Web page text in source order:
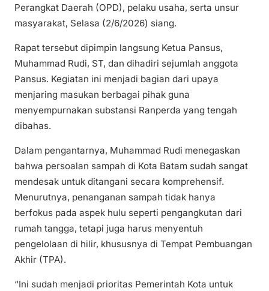
Perangkat Daerah (OPD), pelaku usaha, serta unsur
masyarakat, Selasa (2/6/2026) siang.
Rapat tersebut dipimpin langsung Ketua Pansus,
Muhammad Rudi, ST, dan dihadiri sejumlah anggota
Pansus. Kegiatan ini menjadi bagian dari upaya
menjaring masukan berbagai pihak guna
menyempurnakan substansi Ranperda yang tengah
dibahas.
Dalam pengantarnya, Muhammad Rudi menegaskan
bahwa persoalan sampah di Kota Batam sudah sangat
mendesak untuk ditangani secara komprehensif.
Menurutnya, penanganan sampah tidak hanya
berfokus pada aspek hulu seperti pengangkutan dari
rumah tangga, tetapi juga harus menyentuh
pengelolaan di hilir, khususnya di Tempat Pembuangan
Akhir (TPA).
“Ini sudah menjadi prioritas Pemerintah Kota untuk